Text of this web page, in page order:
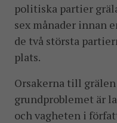
politiska partier
sex månader innan
de två största
plats.
Orsakerna till
grundproblemet är
och vagheten i